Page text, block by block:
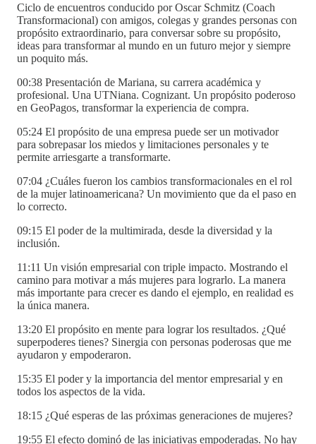
Ciclo de encuentros conducido por Oscar Schmitz (Coach
Transformacional) con amigos, colegas y grandes personas con
propósito extraordinario, para conversar sobre su propósito,
ideas para transformar al mundo en un futuro mejor y siempre
un poquito más.
00:38 Presentación de Mariana, su carrera académica y
profesional. Una UTNiana. Cognizant. Un propósito poderoso
en GeoPagos, transformar la experiencia de compra.
05:24 El propósito de una empresa puede ser un motivador
para sobrepasar los miedos y limitaciones personales y te
permite arriesgarte a transformarte.
07:04 ¿Cuáles fueron los cambios transformacionales en el rol
de la mujer latinoamericana? Un movimiento que da el paso en
lo correcto.
09:15 El poder de la multimirada, desde la diversidad y la
inclusión.
11:11 Un visión empresarial con triple impacto. Mostrando el
camino para motivar a más mujeres para lograrlo. La manera
más importante para crecer es dando el ejemplo, en realidad es
la única manera.
13:20 El propósito en mente para lograr los resultados. ¿Qué
superpoderes tienes? Sinergia con personas poderosas que me
ayudaron y empoderaron.
15:35 El poder y la importancia del mentor empresarial y en
todos los aspectos de la vida.
18:15 ¿Qué esperas de las próximas generaciones de mujeres?
19:55 El efecto dominó de las iniciativas empoderadas. No hay